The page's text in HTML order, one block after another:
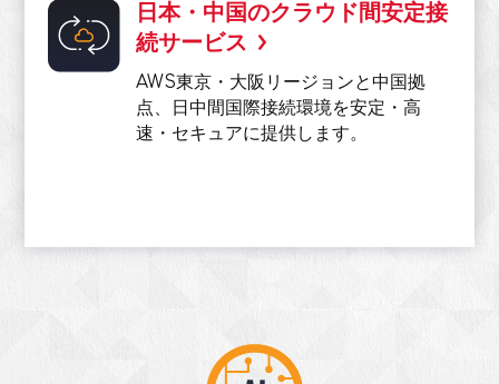
日本・中国のクラウド間安定接
続サービス
AWS東京・大阪リージョンと中国拠
点、日中間国際接続環境を安定・高
速・セキュアに提供します。